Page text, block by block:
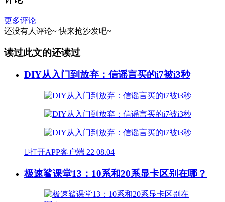
更多评论
还没有人评论~ 快来抢沙发吧~
读过此文的还读过
DIY从入门到放弃：信谣言买的i7被i3秒
打开APP客户端 22 08.04
极速鲨课堂13：10系和20系显卡区别在哪？